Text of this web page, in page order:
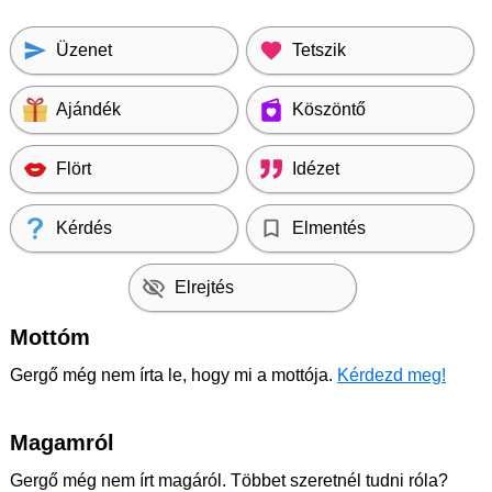
Üzenet Tetszik
Ajándék Köszöntő
Flört Idézet
Kérdés Elmentés
Elrejtés
Mottóm
Gergő még nem írta le, hogy mi a mottója. Kérdezd meg!
Magamról
Gergő még nem írt magáról. Többet szeretnél tudni róla?